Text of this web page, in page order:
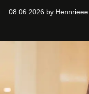
và phong cách sống
08.06.2026 by Hennrieee